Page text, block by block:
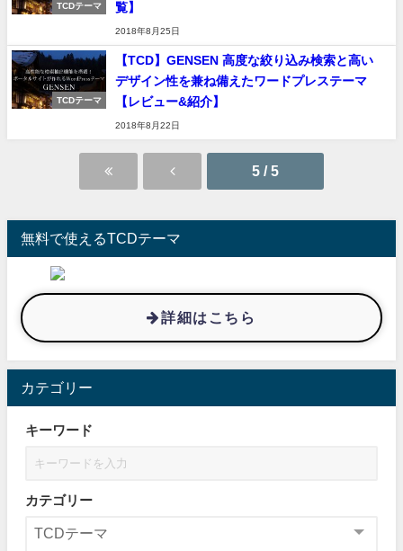
TCDテーマ
覧】
2018年8月25日
TCDテーマ
【TCD】GENSEN 高度な絞り込み検索と高い
デザイン性を兼ね備えたワードプレステーマ
【レビュー&紹介】
2018年8月22日
5 / 5
無料で使えるTCDテーマ
詳細はこちら
カテゴリー
キーワード
カテゴリー